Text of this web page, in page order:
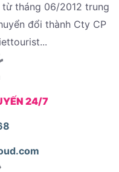
tháng 06/2012 trung
đổi thành Cty CP
24/7